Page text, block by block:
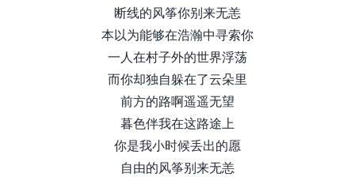
断线的风筝你别来无恙
本以为能够在浩瀚中寻索你
一人在村子外的世界浮荡
而你却独自躲在了云朵里
前方的路啊遥遥无望
暮色伴我在这路途上
你是我小时候丢出的愿
自由的风筝别来无恙